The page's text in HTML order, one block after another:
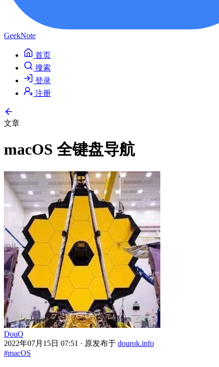
GeekNote
首页
搜索
登录
注册
文章
macOS 全键盘导航
DouO
2022年07月15日 07:51 · 原发布于 dourok.info
#macOS